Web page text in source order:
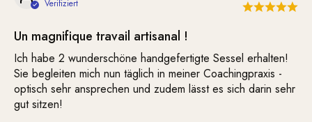
Un magnifique travail artisanal !
Ich habe 2 wunderschöne handgefertigte Sessel erhalten!
Sie begleiten mich nun täglich in meiner Coachingpraxis -
optisch sehr ansprechen und zudem lässt es sich darin sehr
gut sitzen!